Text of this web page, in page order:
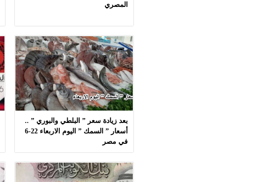
المصري
بعد زيادة سعر ” البلطي والبوري ” ..
أسعار ” السمك ” اليوم الاربعاء 22-6
في مصر